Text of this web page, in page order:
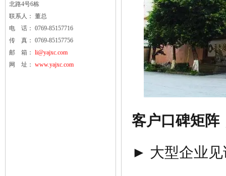
北路4号6栋
联系人： 董总
电 话： 0769-85157716
传 真： 0769-85157756
邮 箱： li@yajxc.com
网 址： www.yajxc.com
客户口碑矩阵
► 大型企业见